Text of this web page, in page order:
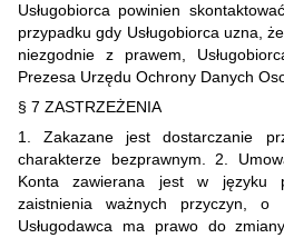
Usługobiorca powinien
przypadku gdy Usługobiorca uzna,
niezgodnie z prawem,
Prezesa Urzędu Ochrony Danych
§ 7 ZASTRZEŻENIA
1. Zakazane jest dostarczanie
charakterze bezprawnym. 2.
Konta zawierana jest w języku
zaistnienia ważnych przyczyn,
Usługodawca ma prawo do